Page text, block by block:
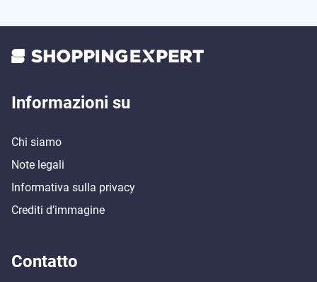
Informazioni su
Chi siamo
Note legali
Informativa sulla privacy
Crediti d’immagine
Contatto